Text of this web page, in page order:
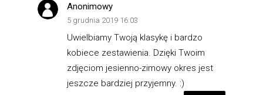
Anonimowy
5 grudnia 2019 16:03
Uwielbiamy Twoją klasykę i bardzo
kobiece zestawienia. Dzięki Twoim
zdjęciom jesienno-zimowy okres jest
jeszcze bardziej przyjemny. :)